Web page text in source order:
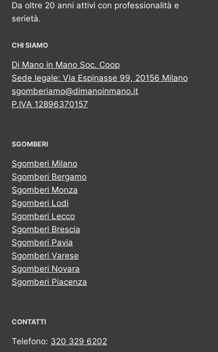
Da oltre 20 anni attivi con professionalità e
serietà.
CHI SIAMO
Di Mano in Mano Soc. Coop
Sede legale: Via Espinasse 99, 20156 Milano
sgomberiamo@dimanoinmano.it
P.IVA 12896370157
SGOMBERI
Sgomberi Milano
Sgomberi Bergamo
Sgomberi Monza
Sgomberi Lodi
Sgomberi Lecco
Sgomberi Brescia
Sgomberi Pavia
Sgomberi Varese
Sgomberi Novara
Sgomberi Piacenza
CONTATTI
Telefono: 320 329 6202